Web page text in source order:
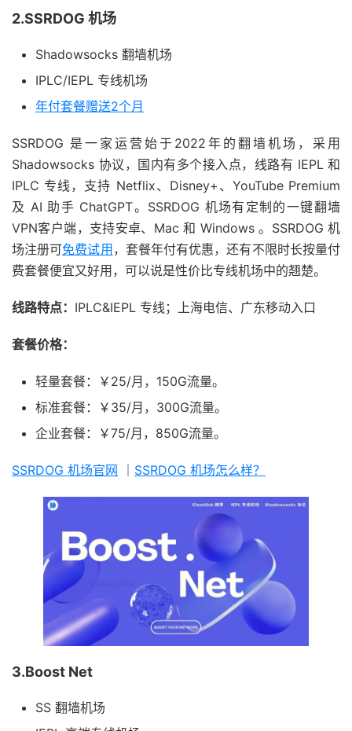
2.SSRDOG 机场
Shadowsocks 翻墙机场
IPLC/IEPL 专线机场
年付套餐赠送2个月
SSRDOG 是一家运营始于2022年的翻墙机场，采用
Shadowsocks 协议，国内有多个接入点，线路有 IEPL 和
IPLC 专线，支持 Netflix、Disney+、YouTube Premium
及 AI 助手 ChatGPT。SSRDOG 机场有定制的一键翻墙
VPN客户端，支持安卓、Mac 和 Windows 。SSRDOG 机
场注册可免费试用 ，套餐年付有优惠，还有不限时长按量付
费套餐便宜又好用，可以说是性价比专线机场中的翘楚。
线路特点： IPLC&IEPL 专线；上海电信、广东移动入口
套餐价格：
轻量套餐：￥25/月，150G流量。
标准套餐：￥35/月，300G流量。
企业套餐：￥75/月，850G流量。
SSRDOG 机场官网 SSRDOG 机场怎么样？
3.Boost Net
SS 翻墙机场